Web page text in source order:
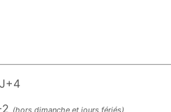
J+4
(hors dimanche et jours fériés)